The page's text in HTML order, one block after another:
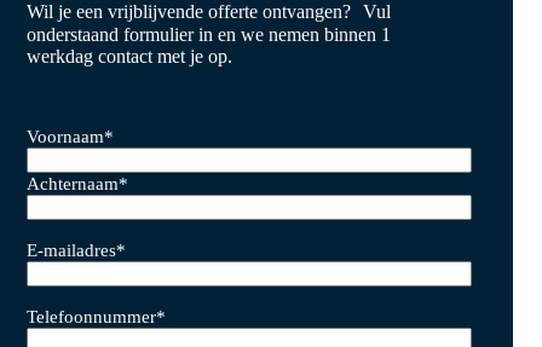
Wil je een vrijblijvende offerte ontvangen? Vul
onderstaand formulier in en we nemen binnen 1
werkdag contact met je op.
Voornaam*
Achternaam*
E-mailadres*
Telefoonnummer*